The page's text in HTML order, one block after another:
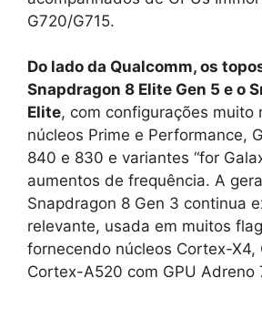
G720/G715.
Do lado da Qualcomm, os
Snapdragon 8 Elite Gen 5 e o
Elite, com configurações muito
núcleos Prime e Performance,
840 e 830 e variantes “for
aumentos de frequência. A
Snapdragon 8 Gen 3 continua
relevante, usada em muitos
fornecendo núcleos Cortex-
Cortex-A520 com GPU Adreno